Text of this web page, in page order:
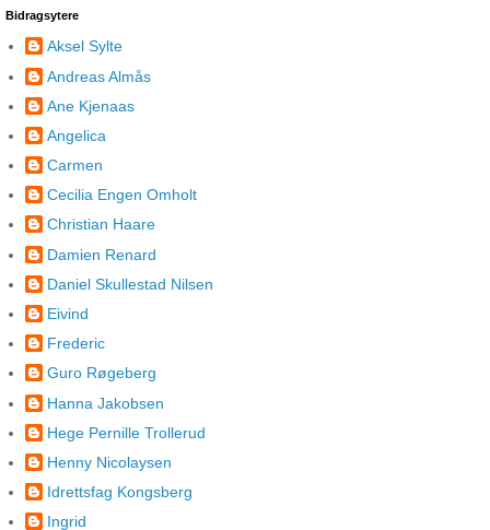
Bidragsytere
Aksel Sylte
Andreas Almås
Ane Kjenaas
Angelica
Carmen
Cecilia Engen Omholt
Christian Haare
Damien Renard
Daniel Skullestad Nilsen
Eivind
Frederic
Guro Røgeberg
Hanna Jakobsen
Hege Pernille Trollerud
Henny Nicolaysen
Idrettsfag Kongsberg
Ingrid